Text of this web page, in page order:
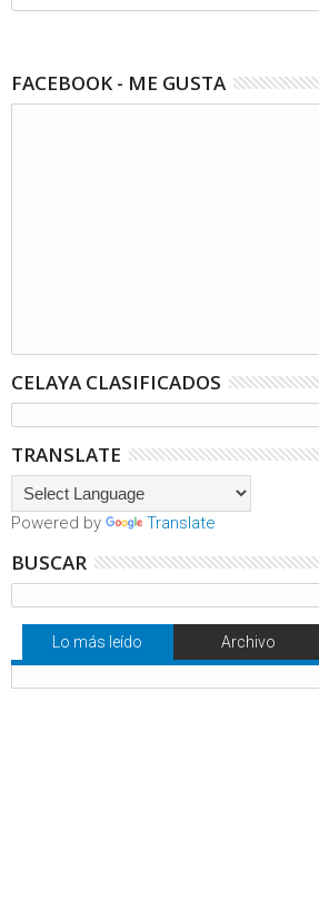
FACEBOOK - ME GUSTA
CELAYA CLASIFICADOS
TRANSLATE
Powered by Translate
BUSCAR
Lo más leído Archivo